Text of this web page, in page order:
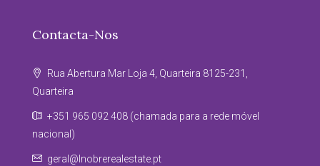
Contacta-Nos
Rua Abertura Mar Loja 4, Quarteira 8125-231,
Quarteira
+351 965 092 408 (chamada para a rede móvel
nacional)
geral@lnobrerealestate.pt